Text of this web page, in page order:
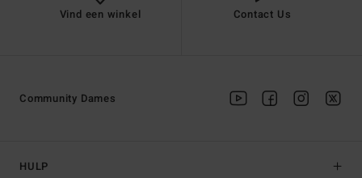
Vind een winkel Contact Us
HULP
Community Dames